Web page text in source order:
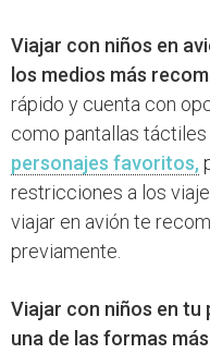
Viajar con niños en
los medios más
rápido y cuenta con
como pantallas
personajes favoritos,
restricciones a los
viajar en avión te
previamente.
Viajar con niños en tu
una de las formas